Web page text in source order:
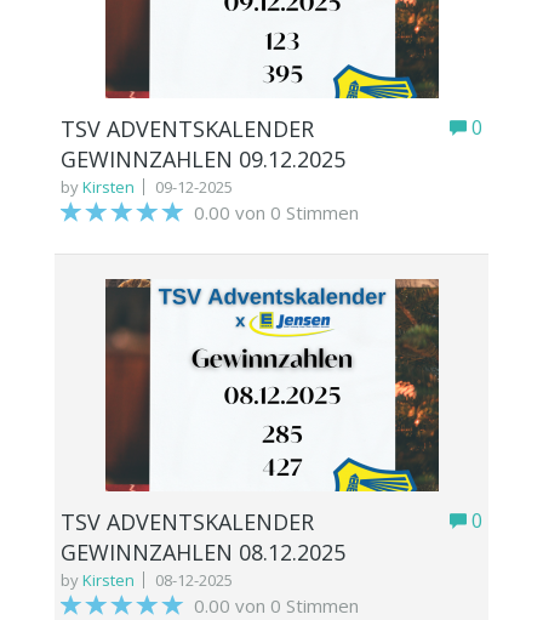
0
TSV ADVENTSKALENDER
GEWINNZAHLEN 09.12.2025
byKirsten 09-12-2025
0.00 von 0 Stimmen
0
TSV ADVENTSKALENDER
GEWINNZAHLEN 08.12.2025
byKirsten 08-12-2025
0.00 von 0 Stimmen